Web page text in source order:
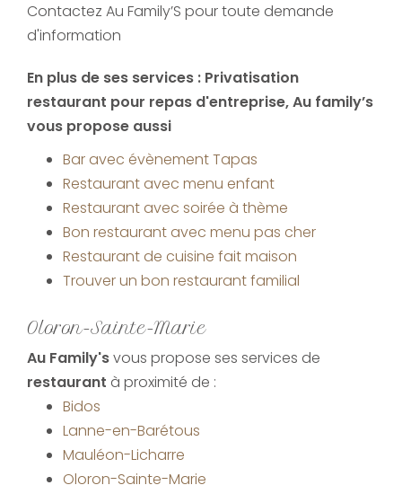
Contactez Au Family’S pour toute demande
d'information
En plus de ses services : Privatisation
restaurant pour repas d'entreprise, Au family’s
vous propose aussi
Bar avec évènement Tapas
Restaurant avec menu enfant
Restaurant avec soirée à thème
Bon restaurant avec menu pas cher
Restaurant de cuisine fait maison
Trouver un bon restaurant familial
Oloron-Sainte-Marie
Au Family'svous propose ses services de
restaurant à proximité de :
Bidos
Lanne-en-Barétous
Mauléon-Licharre
Oloron-Sainte-Marie